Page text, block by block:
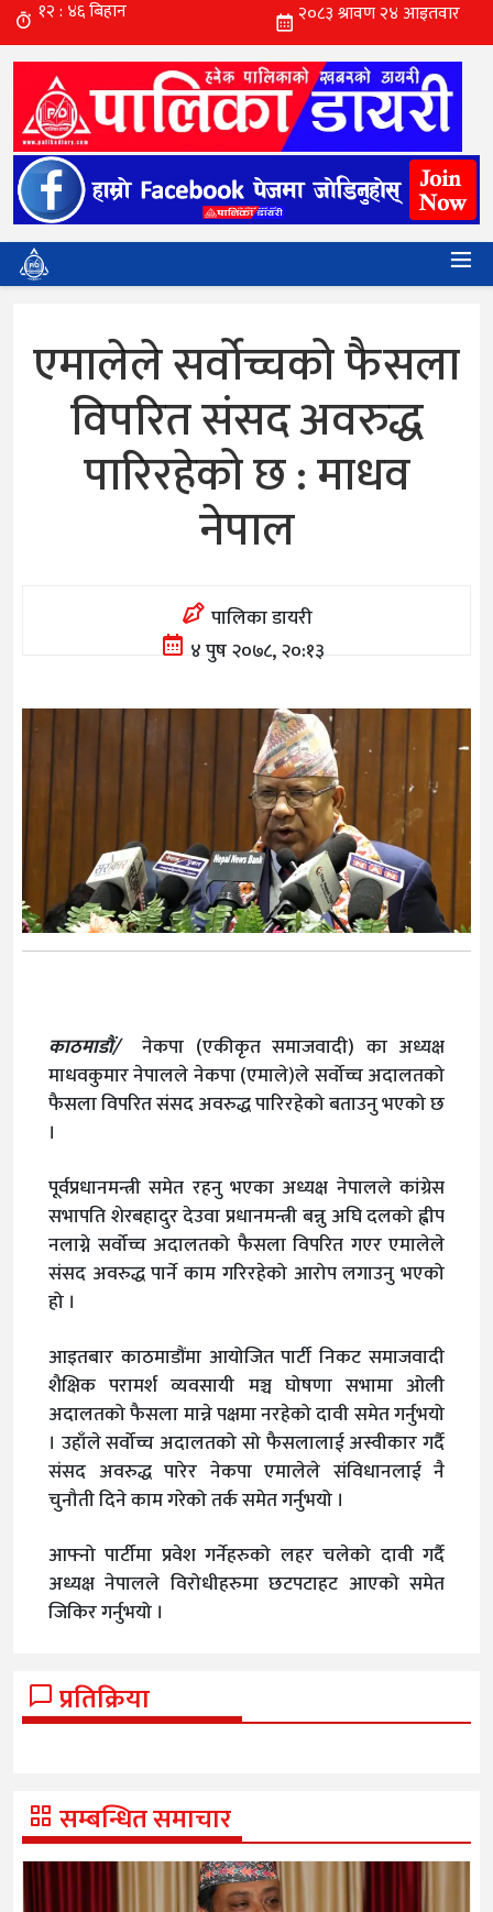
एमालेले सर्वोच्चको फैसला
विपरित संसद अवरुद्ध
पारिरहेको छ : माधव
नेपाल
पालिका डायरी
४ पुष २०७८, २०:१३
काठमाडौं/ नेकपा (एकीकृत समाजवादी) का अध्यक्ष
माधवकुमार नेपालले नेकपा (एमाले)ले सर्वोच्च अदालतको
फैसला विपरित संसद अवरुद्ध पारिरहेको बताउनु भएको छ
।
पूर्वप्रधानमन्त्री समेत रहनु भएका अध्यक्ष नेपालले कांग्रेस
सभापति शेरबहादुर देउवा प्रधानमन्त्री बन्नु अघि दलको ह्वीप
नलाग्ने सर्वोच्च अदालतको फैसला विपरित गएर एमालेले
संसद अवरुद्ध पार्ने काम गरिरहेको आरोप लगाउनु भएको
हो ।
आइतबार काठमाडौंमा आयोजित पार्टी निकट समाजवादी
शैक्षिक परामर्श व्यवसायी मञ्च घोषणा सभामा ओली
अदालतको फैसला मान्ने पक्षमा नरहेको दावी समेत गर्नुभयो
। उहाँले सर्वोच्च अदालतको सो फैसलालाई अस्वीकार गर्दै
संसद अवरुद्ध पारेर नेकपा एमालेले संविधानलाई नै
चुनौती दिने काम गरेको तर्क समेत गर्नुभयो ।
आफ्नो पार्टीमा प्रवेश गर्नेहरुको लहर चलेको दावी गर्दै
अध्यक्ष नेपालले विरोधीहरुमा छटपटाहट आएको समेत
जिकिर गर्नुभयो ।
प्रतिक्रिया
सम्बन्धित समाचार